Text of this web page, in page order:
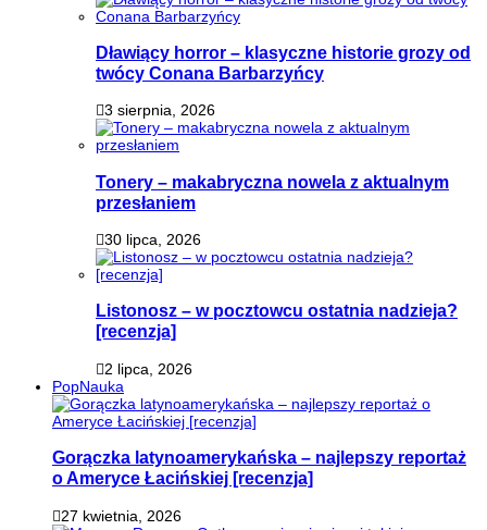
Dławiący horror – klasyczne historie grozy od
twócy Conana Barbarzyńcy
3 sierpnia, 2026
Tonery – makabryczna nowela z aktualnym
przesłaniem
30 lipca, 2026
Listonosz – w pocztowcu ostatnia nadzieja?
[recenzja]
2 lipca, 2026
PopNauka
Gorączka latynoamerykańska – najlepszy reportaż
o Ameryce Łacińskiej [recenzja]
27 kwietnia, 2026